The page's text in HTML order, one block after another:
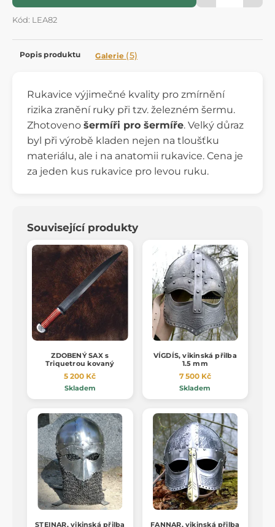
Kód: LEA82
Popis produktu Galerie (5)
Rukavice výjimečné kvality pro zmírnění
rizika zranění ruky při tzv. železném šermu.
Zhotoveno šermíři pro šermíře. Velký důraz
byl při výrobě kladen nejen na tloušťku
materiálu, ale i na anatomii rukavice. Cena je
za jeden kus rukavice pro levou ruku.
Související produkty
ZDOBENÝ SAX s
Triquetrou kovaný
5 200 Kč
Skladem
VÍGDÍS, vikinská přilba
1.5 mm
7 500 Kč
Skladem
STEINAR, vikinská přilba
FANNAR, vikinská přilba